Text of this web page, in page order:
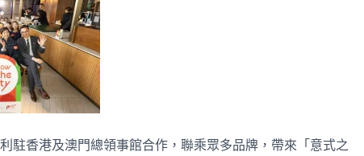
駐香港及澳門總領事館合作，聯乘眾多品牌，帶來「意式之